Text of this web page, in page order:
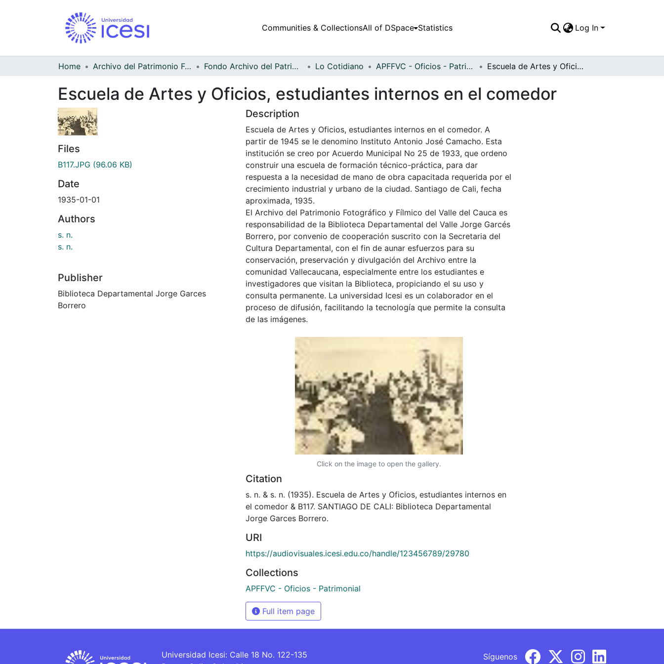
Communities & CollectionsAll of DSpace Statistics Log In
Home Archivo del Patrimonio Fotográfico y Fílmico del Valle del Cauca Fondo Archivo del Patrimonio Fotográfico y Fílmico del Valle del Cauca Lo Cotidiano APFFVC - Oficios - Patrimonial Escuela de Artes y Oficios, estudiantes internos en el comedor
Escuela de Artes y Oficios, estudiantes internos en el comedor
Files
B117.JPG (96.06 KB)
Date
1935-01-01
Authors
s. n.
s. n.
Publisher
Biblioteca Departamental Jorge Garces
Borrero
Description
Escuela de Artes y Oficios, estudiantes internos en el comedor. A
partir de 1945 se le denomino Instituto Antonio José Camacho. Esta
institución se creo por Acuerdo Municipal No 25 de 1933, que ordeno
construir una escuela de formación técnico-práctica, para dar
respuesta a la necesidad de mano de obra capacitada requerida por el
crecimiento industrial y urbano de la ciudad. Santiago de Cali, fecha
aproximada, 1935.
El Archivo del Patrimonio Fotográfico y Fílmico del Valle del Cauca es
responsabilidad de la Biblioteca Departamental del Valle Jorge Garcés
Borrero, por convenio de cooperación suscrito con la Secretaria del
Cultura Departamental, con el fin de aunar esfuerzos para su
conservación, preservación y divulgación del Archivo entre la
comunidad Vallecaucana, especialmente entre los estudiantes e
investigadores que visitan la Biblioteca, propiciando el su uso y
consulta permanente. La universidad Icesi es un colaborador en el
proceso de difusión, facilitando la tecnología que permite la consulta
de las imágenes.
Click on the image to open the gallery.
Citation
s. n. & s. n. (1935). Escuela de Artes y Oficios, estudiantes internos en
el comedor & B117. SANTIAGO DE CALI: Biblioteca Departamental
Jorge Garces Borrero.
URI
https://audiovisuales.icesi.edu.co/handle/123456789/29780
Collections
APFFVC - Oficios - Patrimonial
Full item page
Universidad Icesi: Calle 18 No. 122-135
Síguenos